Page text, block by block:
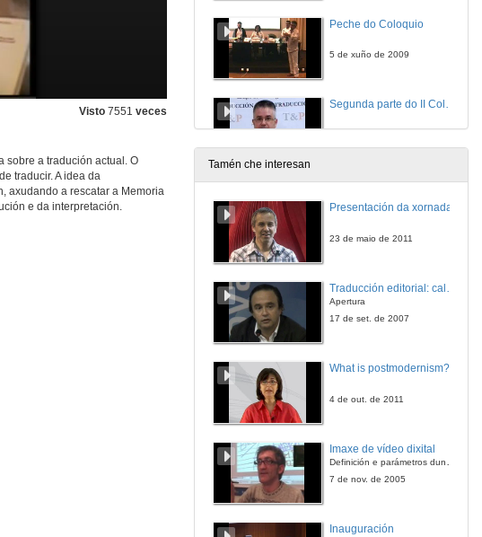
Visto 7551 veces
sobre a tradución actual. O
traducir. A idea da
axudando a rescatar a Memoria
e da interpretación.
Peche do Coloquio
5 de xuño de 2009
Segunda parte do II Coloquio Internacional de Vigo sobre Paratraducción: presentación
Traduire dans l'espace du monde
27 de nov. de 2009
27 de nov. de 2009
Tamén che interesan
Presentación da xornada
23 de maio de 2011
Apertura
17 de set. de 2007
What is postmodernism?
4 de out. de 2011
Imaxe de vídeo dixital
Definición e parámetros dunha imaxe dixital. Resolución e Aspecto. Profundidade da cor. Compresión. Frame por segundo. Entrelazado. Campos, cadros
7 de nov. de 2005
Inauguración